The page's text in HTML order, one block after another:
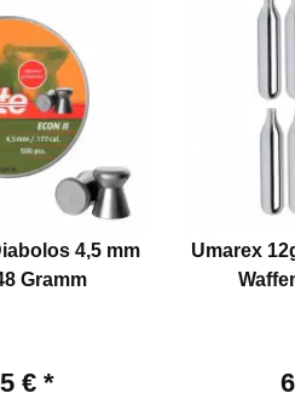
4,5 mm
Gramm
€ *
Umarex